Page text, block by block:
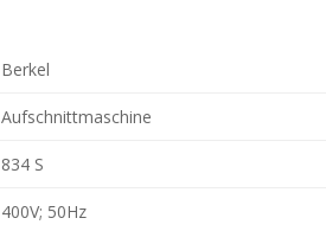
Berkel
Aufschnittmaschine
834 S
400V; 50Hz